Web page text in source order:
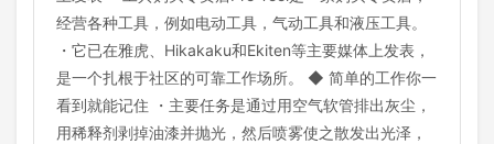
经营各种工具，例如电动工具，气动工具和液压工具。
・它已在雅虎、Hikakaku和Ekiten等主要媒体上发表，
是一个扎根于社区的可靠工作场所。 ◆ 简单的工作你一
看到就能记住 ・主要任务是通过用空气软管排出灰尘，
用稀释剂剥掉油漆并抛光，然后喷雾使之散发出光泽，